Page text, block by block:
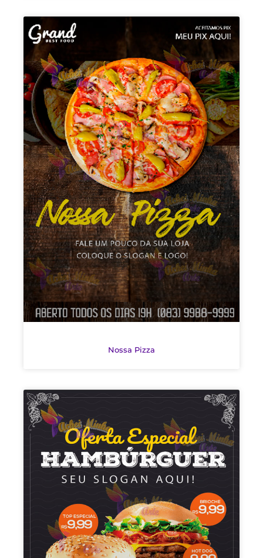
Nossa Pizza